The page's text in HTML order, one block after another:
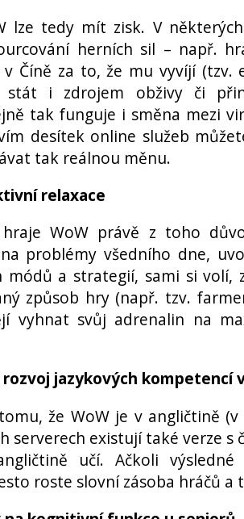
lze tedy mít zisk. V
herních sil – např.
Číně za to, že mu vyvíjí (tzv.
stát i zdrojem obživy či
tak funguje i směna mezi
desítek online služeb
tak reálnou měnu.
relaxace
hraje WoW právě z toho
problémy všedního dne,
módů a strategií, sami si volí,
způsob hry (např. tzv.
vyhnat svůj adrenalin na
rozvoj jazykových kompetencí
že WoW je v angličtině
serverech existují také verze s
učí. Ačkoli
roste slovní zásoba hráčů